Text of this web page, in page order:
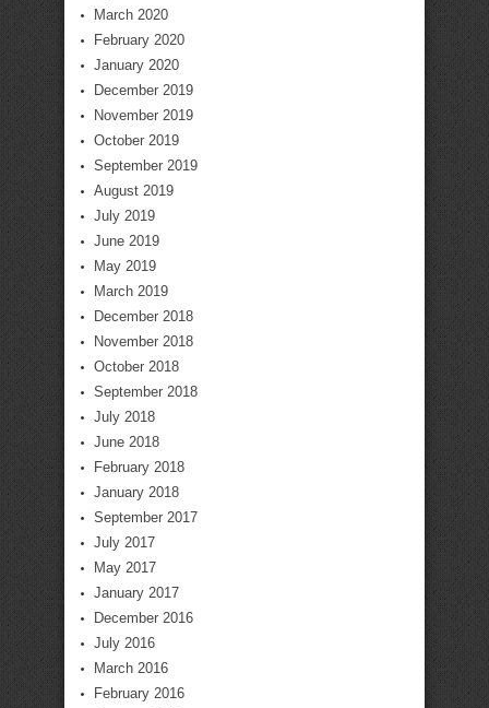
March 2020
February 2020
January 2020
December 2019
November 2019
October 2019
September 2019
August 2019
July 2019
June 2019
May 2019
March 2019
December 2018
November 2018
October 2018
September 2018
July 2018
June 2018
February 2018
January 2018
September 2017
July 2017
May 2017
January 2017
December 2016
July 2016
March 2016
February 2016